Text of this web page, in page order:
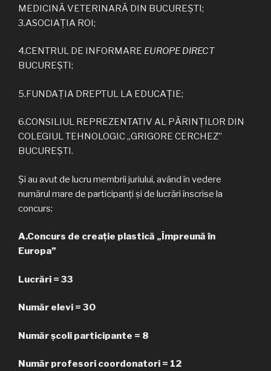
MEDICINĂ VETERINARĂ DIN BUCUREŞTI;
3.ASOCIAȚIA ROI;
4.CENTRUL DE INFORMARE EUROPE DIRECT
BUCUREȘTI;
5.FUNDAȚIA DREPTUL LA EDUCAȚIE;
6.CONSILIUL REPREZENTATIV AL PĂRINŢILOR DIN
COLEGIUL TEHNOLOGIC „GRIGORE CERCHEZ”
BUCUREŞTI.
Și au avut de lucru membrii juriului, având în vedere
numărul mare de participanți și de lucrări înscrise la
concurs:
A.Concurs de creaţie plastică „Împreună în
Europa”
Lucrări = 33
Număr elevi = 30
Număr școli participante = 8
Număr profesori coordonatori = 12